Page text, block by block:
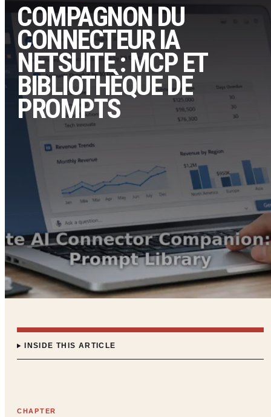
COMPAGNON DU
CONNECTEUR IA
NETSUITE : MCP ET
BIBLIOTHÈQUE DE
PROMPTS
INSIDE THIS ARTICLE